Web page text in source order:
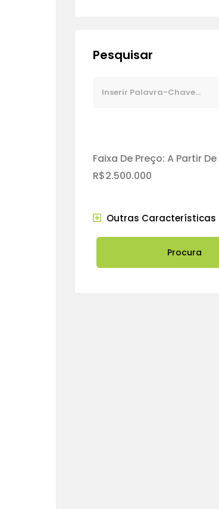
Pesquisar
Faixa De Preço: A Partir De
R$2.500.000
Outras Características
Procura